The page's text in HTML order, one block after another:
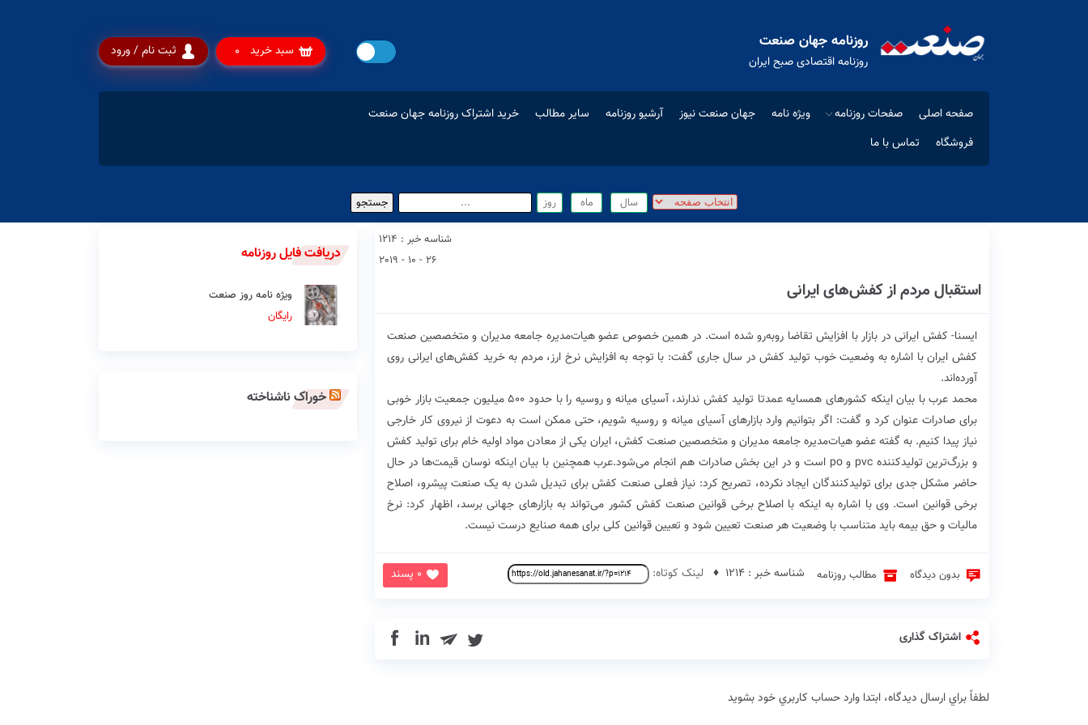
روزنامه جهان صنعت
روزنامه اقتصادی صبح ایران
ثبت نام / ورود سبد خرید 0
صفحه اصلی صفحات روزنامه ویژه نامه جهان صنعت نیوز آرشیو روزنامه سایر مطالب
خرید اشتراک روزنامه جهان صنعت
فروشگاه
تماس با ما
شناسه خبر : 1214
26 - 10 - 2019
استقبال مردم از کفش‌های ایرانی
ایسنا- کفش ایرانی در بازار با افزایش تقاضا روبه‌رو شده است. در همین خصوص عضو هیات‌مدیره جامعه مدیران و متخصصین صنعت
کفش ایران با اشاره به وضعیت خوب تولید کفش در سال جاری گفت: با توجه به افزایش نرخ ارز، مردم به خرید کفش‌های ایرانی روی
آورده‌اند.
محمد عرب با بیان اینکه کشورهای همسایه عمدتا تولید کفش ندارند، آسیای میانه و روسیه را با حدود ۵۰۰ میلیون جمعیت بازار خوبی
برای صادرات عنوان کرد و گفت: اگر بتوانیم وارد بازارهای آسیای میانه و روسیه شویم، حتی ممکن است به دعوت از نیروی کار خارجی
نیاز پیدا کنیم. به گفته عضو هیات‌مدیره جامعه مدیران و متخصصین صنعت کفش، ایران یکی از معادن مواد اولیه خام برای تولید کفش
و بزرگ‌ترین تولیدکننده pvc و po است و در این بخش صادرات هم انجام می‌شود.عرب همچنین با بیان اینکه نوسان قیمت‌ها در حال
حاضر مشکل جدی برای تولیدکنندگان ایجاد نکرده، تصریح کرد: نیاز فعلی صنعت کفش برای تبدیل شدن به یک صنعت پیشرو، اصلاح
برخی قوانین است. وی با اشاره به اینکه با اصلاح برخی قوانین صنعت کفش کشور می‌تواند به بازارهای جهانی برسد، اظهار کرد: نرخ
مالیات و حق بیمه باید متناسب با وضعیت هر صنعت تعیین شود و تعیین قوانین کلی برای همه صنایع درست نیست.
بدون دیدگاه مطالب روزنامه 0 پسند شناسه خبر : 1214 ♦ لینک کوتاه:
اشتراک گذاری in
لطفاً براي ارسال دیدگاه، ابتدا وارد حساب كاربري خود بشويد
دریافت فایل روزنامه
ویژه نامه روز صنعت
رایگان
خوراک ناشناخته